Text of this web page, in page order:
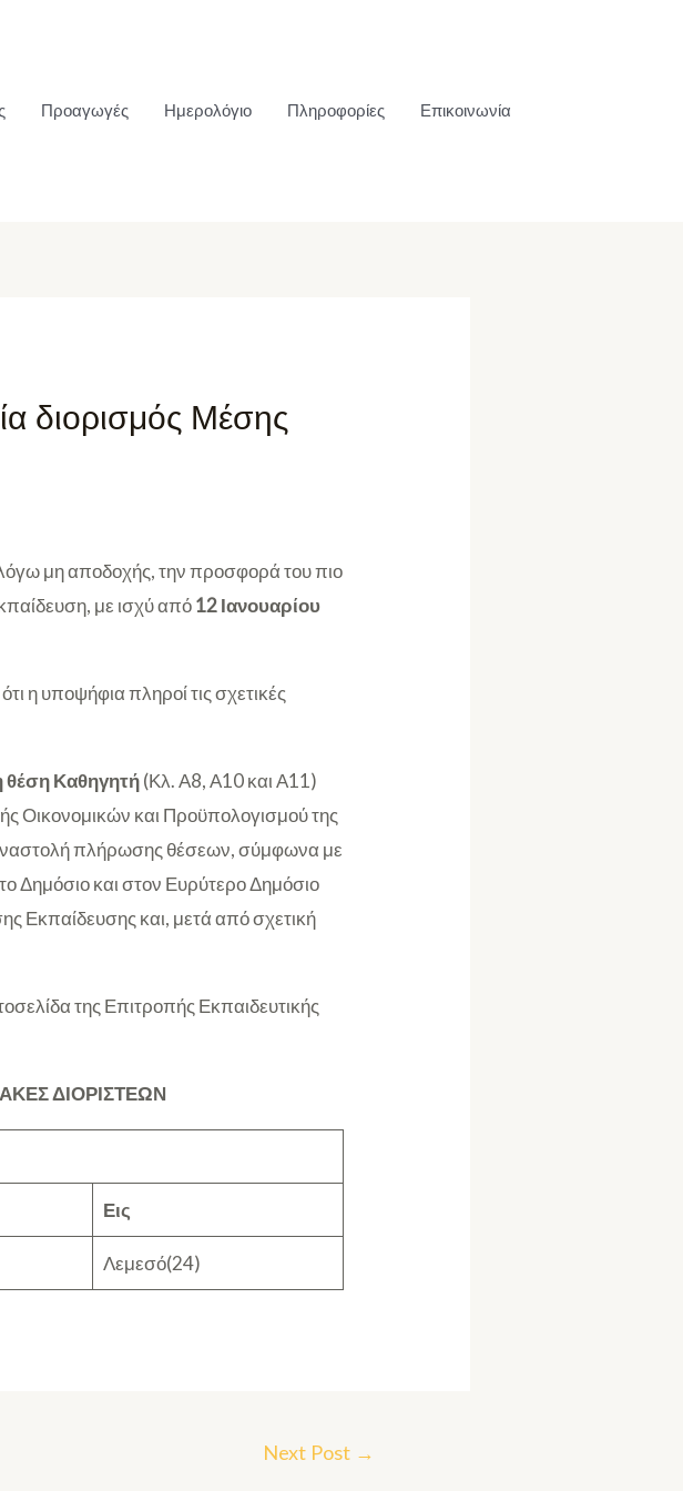
Προαγωγές Ημερολόγιο Πληροφορίες Επικοινωνία
διορισμός Μέσης
μη αποδοχής, την προσφορά του πιο
με ισχύ από12 Ιανουαρίου
η υποψήφια πληροί τις σχετικές
θέση Καθηγητή(Κλ. Α8, Α10 και Α11)
Οικονομικών και Προϋπολογισμού της
πλήρωσης θέσεων, σύμφωνα με
και στον Ευρύτερο Δημόσιο
Εκπαίδευσης και, μετά από σχετική
της Επιτροπής Εκπαιδευτικής
ΔΙΟΡΙΣΤΕΩΝ
Εις
Λεμεσό(24)
Next Post →